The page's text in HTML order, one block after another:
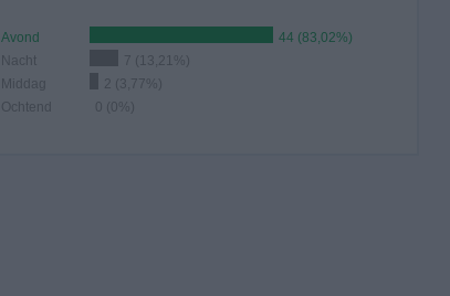
Avond
44 (83,02%)
Nacht
7 (13,21%)
Middag
2 (3,77%)
Ochtend
0 (0%)